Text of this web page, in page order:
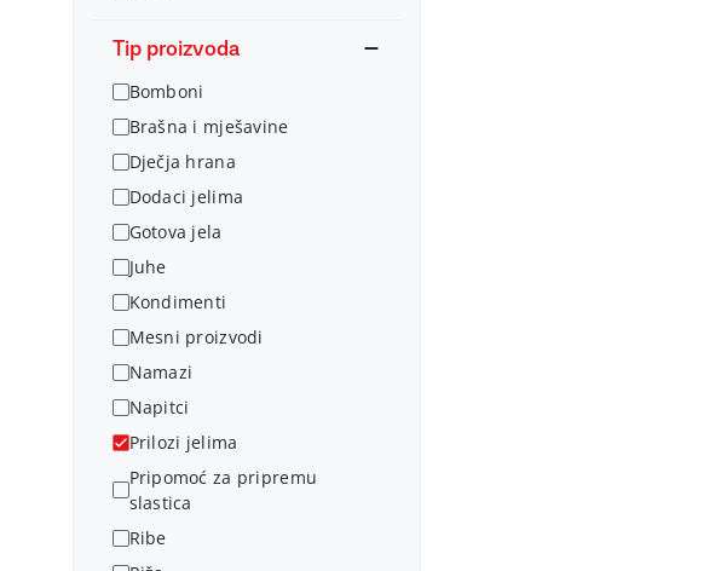
Tip proizvoda
Bomboni
Brašna i mješavine
Dječja hrana
Dodaci jelima
Gotova jela
Juhe
Kondimenti
Mesni proizvodi
Namazi
Napitci
Prilozi jelima
Pripomoć za pripremu
slastica
Ribe